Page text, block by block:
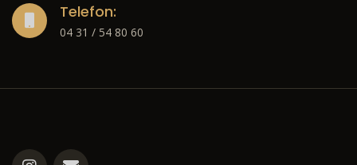
Telefon:
04 31 / 54 80 60